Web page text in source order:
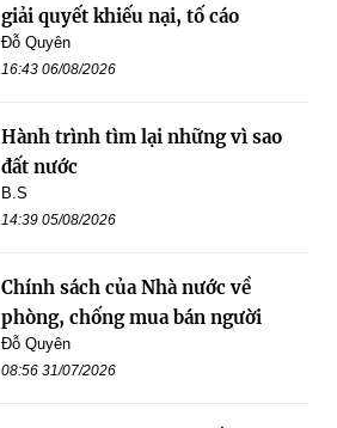
giải quyết khiếu nại, tố cáo
Đỗ Quyên
16:43 06/08/2026
Hành trình tìm lại những vì sao
đất nước
B.S
14:39 05/08/2026
Chính sách của Nhà nước về
phòng, chống mua bán người
Đỗ Quyên
08:56 31/07/2026